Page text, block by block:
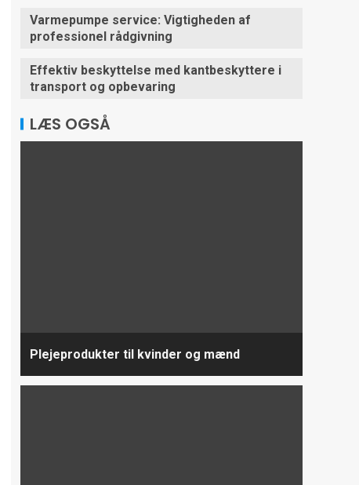
Varmepumpe service: Vigtigheden af
professionel rådgivning
Effektiv beskyttelse med kantbeskyttere i
transport og opbevaring
LÆS OGSÅ
Plejeprodukter til kvinder og mænd